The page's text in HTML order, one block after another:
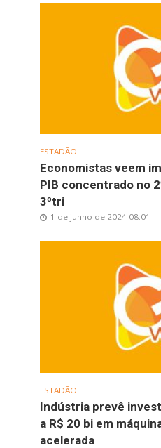
ESTADÃO
Economistas veem
PIB concentrado no
3ºtri
1 de junho de 2024 08:01
ESTADÃO
Indústria prevê
a R$ 20 bi em
acelerada